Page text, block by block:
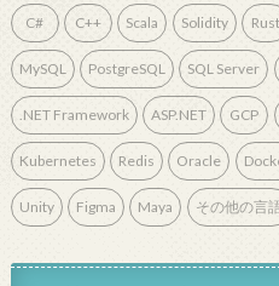
C# C++ Scala Solidity Rust
MySQL PostgreSQL SQL Server
.NET Framework ASP.NET GCP
Kubernetes Redis Oracle
Unity Figma Maya その他の言